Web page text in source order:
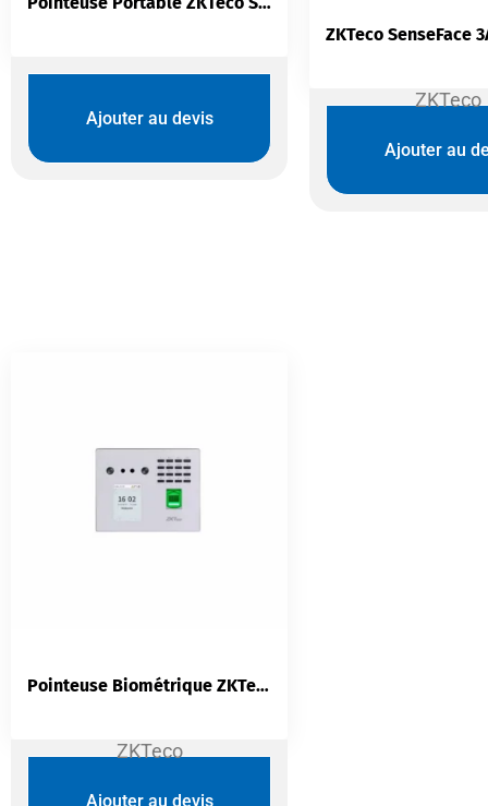
Ajouter au devis
ZKTeco
Ajouter au
ZKTeco
Pointeuse Biométrique ZKTeco MB560-VL | Faciale Visible Light + Empreinte + RFID | Anti-Spoofing
Ajouter au devis